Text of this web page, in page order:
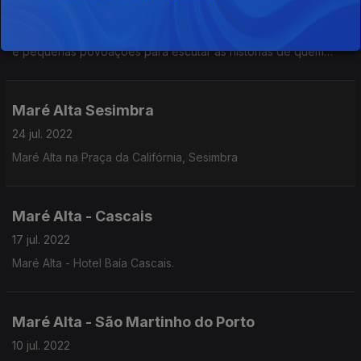
e pequenas povoações para escutar as histórias de quem
Maré Alta Sesimbra
24 jul. 2022
Maré Alta na Praça da Califórnia, Sesimbra
Maré Alta - Cascais
17 jul. 2022
Maré Alta - Hotel Baía Cascais.
Maré Alta - São Martinho do Porto
10 jul. 2022